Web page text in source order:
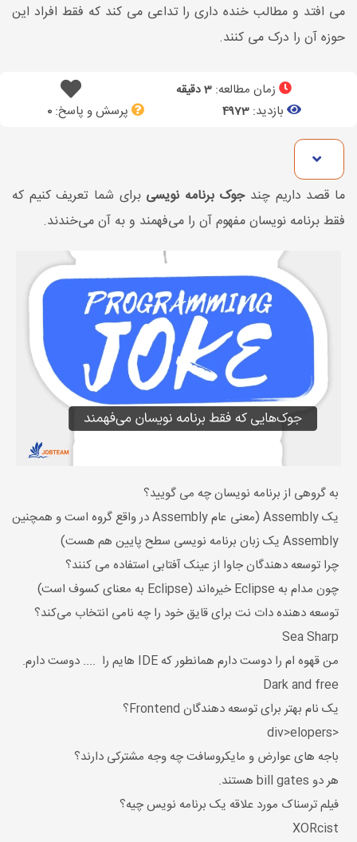
می افتد و مطالب خنده داری را تداعی می کند که فقط افراد این
حوزه آن را درک می کنند.
زمان مطالعه: 3 دقیقه
بازدید: 4973 پرسش و پاسخ:0
ما قصد داریم چندجوک برنامه نویسی برای شما تعریف کنیم که
فقط برنامه نویسان مفهوم آن را می‌فهمند و به آن می‌خندند.
به گروهی از برنامه نویسان چه می گویید؟
یک Assembly (معنی عام Assembly در واقع گروه است و همچنین
Assembly یک زبان برنامه نویسی سطح پایین هم هست)
چرا توسعه دهندگان جاوا از عینک آفتابی استفاده می کنند؟
چون مدام به Eclipse خیره‌اند (Eclipse به معنای کسوف است)
توسعه دهنده دات نت برای قایق خود را چه نامی انتخاب می‌کند؟
Sea Sharp
من قهوه ام را دوست دارم همانطور که IDE هایم را .... دوست دارم.
Dark and free
یک نام بهتر برای توسعه دهندگان Frontend؟
<div>elopers
باجه های عوارض و مایکروسافت چه وجه مشترکی دارند؟
هر دو bill gates هستند.
فیلم ترسناک مورد علاقه یک برنامه نویس چیه؟
XORcist